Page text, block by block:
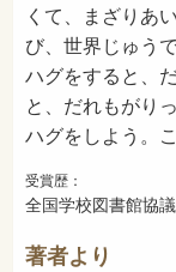
くて、まざりあ
び、世界じゅう
ハグをすると、
と、だれもがり
ハグをしよう。
受賞歴：
全国学校図書館協
著者より